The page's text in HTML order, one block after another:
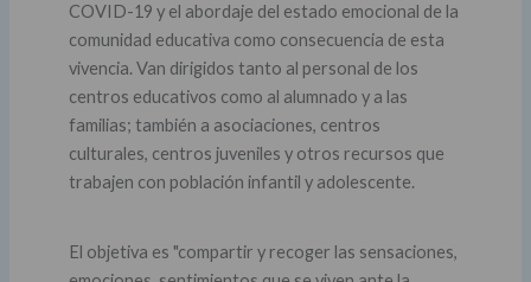
COVID-19 y el abordaje del estado emocional de la
comunidad educativa como consecuencia de esta
vivencia. Van dirigidos tanto al personal de los
centros educativos como al alumnado y a las
familias; también a asociaciones, centros
culturales, centros juveniles y otros recursos que
trabajen con población infantil y adolescente.
El objetiva es "compartir y recoger las sensaciones,